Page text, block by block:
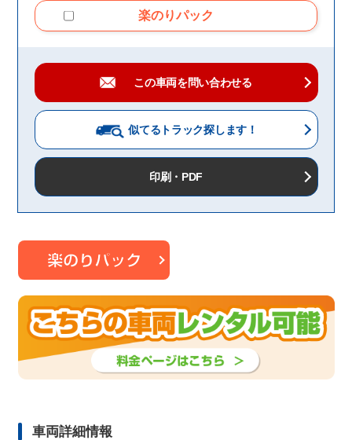
楽のりパック
この車両を問い合わせる
似てるトラック探します！
印刷・PDF
車両詳細情報